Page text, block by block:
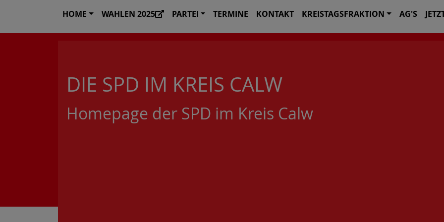
HOME WAHLEN 2025 PARTEI TERMINE KONTAKT KREISTAGSFRAKTION AG'S
DIE SPD IM KREIS CALW
Homepage der SPD im Kreis Calw